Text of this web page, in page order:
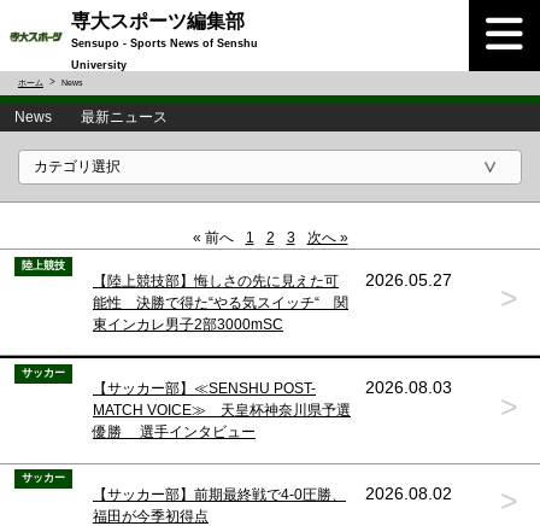
専大スポーツ編集部
Sensupo - Sports News of Senshu
University
ホーム News
News 最新ニュース
« 前へ 1 2 3 次へ »
陸上競技
【陸上競技部】悔しさの先に見えた可
能性 決勝で得た“やる気スイッチ“ 関
東インカレ男子2部3000mSC
2026.05.27
>
サッカー
【サッカー部】≪SENSHU POST-
MATCH VOICE≫ 天皇杯神奈川県予選
優勝 選手インタビュー
2026.08.03
>
サッカー
【サッカー部】前期最終戦で4-0圧勝、
福田が今季初得点
2026.08.02 >